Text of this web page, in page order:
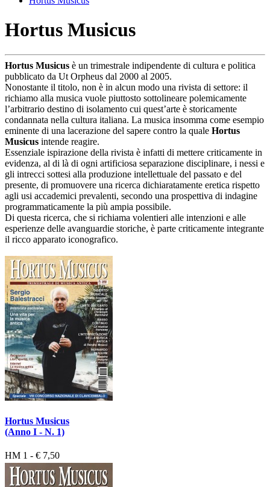
Hortus Musicus
Hortus Musicus è un trimestrale indipendente di cultura e politica
pubblicato da Ut Orpheus dal 2000 al 2005.
Nonostante il titolo, non è in alcun modo una rivista di settore: il
richiamo alla musica vuole piuttosto sottolineare polemicamente
l’arbitrario destino di isolamento cui quest’arte è storicamente
condannata nella cultura italiana. La musica insomma come esempio
eminente di una lacerazione del sapere contro la quale Hortus
Musicus intende reagire.
Essenziale ispirazione della rivista è infatti di mettere criticamente in
evidenza, al di là di ogni artificiosa separazione disciplinare, i nessi e
gli intrecci sottesi alla produzione intellettuale del passato e del
presente, di promuovere una ricerca dichiaratamente eretica rispetto
agli usi accademici prevalenti, secondo una prospettiva di indagine
programmaticamente la più ampia possibile.
Di questa ricerca, che si richiama volentieri alle intenzioni e alle
esperienze delle avanguardie storiche, è parte criticamente integrante
il ricco apparato iconografico.
Hortus Musicus
(Anno I - N. 1)
HM 1 - € 7,50